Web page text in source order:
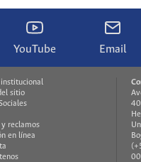
YouTube Email
institucional
sitio
y reclamos
en línea